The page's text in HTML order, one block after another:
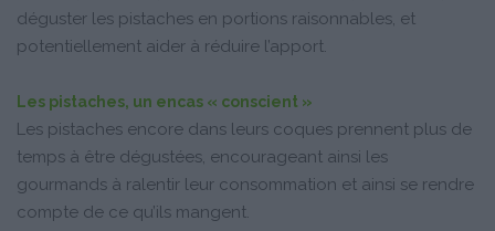
déguster les pistaches en portions raisonnables, et
potentiellement aider à réduire l’apport.
Les pistaches, un encas « conscient »
Les pistaches encore dans leurs coques prennent plus de
temps à être dégustées, encourageant ainsi les
gourmands à ralentir leur consommation et ainsi se rendre
compte de ce qu’ils mangent.